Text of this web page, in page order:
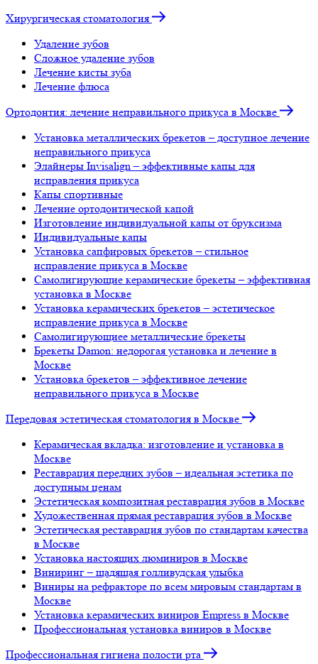
Хирургическая стоматология
Удаление зубов
Сложное удаление зубов
Лечение кисты зуба
Лечение флюса
Ортодонтия: лечение неправильного прикуса в Москве
Установка металлических брекетов – доступное лечение
неправильного прикуса
Элайнеры Invisalign – эффективные капы для
исправления прикуса
Капы спортивные
Лечение ортодонтической капой
Изготовление индивидуальной капы от бруксизма
Индивидуальные капы
Установка сапфировых брекетов – стильное
исправление прикуса в Москве
Самолигирующие керамические брекеты – эффективная
установка в Москве
Установка керамических брекетов – эстетическое
исправление прикуса в Москве
Самолигирующиее металлические брекеты
Брекеты Damon: недорогая установка и лечение в
Москве
Установка брекетов – эффективное лечение
неправильного прикуса в Москве
Передовая эстетическая стоматология в Москве
Керамическая вкладка: изготовление и установка в
Москве
Реставрация передних зубов – идеальная эстетика по
доступным ценам
Эстетическая композитная реставрация зубов в Москве
Художественная прямая реставрация зубов в Москве
Эстетическая реставрация зубов по стандартам качества
в Москве
Установка настоящих люминиров в Москве
Виниринг – щадящая голливудская улыбка
Виниры на рефракторе по всем мировым стандартам в
Москве
Установка керамических виниров Empress в Москве
Профессиональная установка виниров в Москве
Профессиональная гигиена полости рта